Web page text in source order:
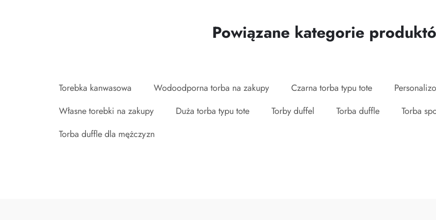
Powiązane kategorie
Torebka kanwasowa Wodoodporna torba na zakupy Czarna torba typu tote
Własne torebki na zakupy
Duża torba typu tote Torby duffel Torba duffle
Torba
Torba duffle dla mężczyzn